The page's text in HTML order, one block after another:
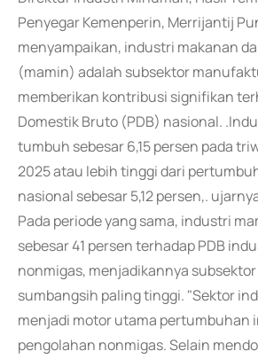
Penyegar Kemenperin, Merrijantij
menyampaikan, industri makanan
(mamin) adalah subsektor
memberikan kontribusi signifikan
Domestik Bruto (PDB) nasional.
tumbuh sebesar 6,15 persen pada
2025 atau lebih tinggi dari
nasional sebesar 5,12 persen,.
Pada periode yang sama, industri
sebesar 41 persen terhadap PDB
nonmigas, menjadikannya
sumbangsih paling tinggi. "Sektor
menjadi motor utama pertumbuhan
pengolahan nonmigas. Selain